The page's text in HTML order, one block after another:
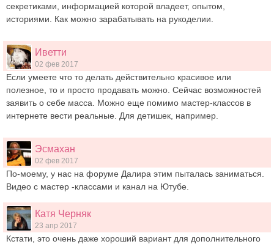
секретиками, информацией которой владеет, опытом,
историями. Как можно зарабатывать на рукоделии.
Иветти
02 фев 2017
Если умеете что то делать действительно красивое или
полезное, то и просто продавать можно. Сейчас возможностей
заявить о себе масса. Можно еще помимо мастер-классов в
интернете вести реальные. Для детишек, например.
Эсмахан
02 фев 2017
По-моему, у нас на форуме Далира этим пыталась заниматься.
Видео с мастер -классами и канал на Ютубе.
Катя Черняк
23 апр 2017
Кстати, это очень даже хороший вариант для дополнительного